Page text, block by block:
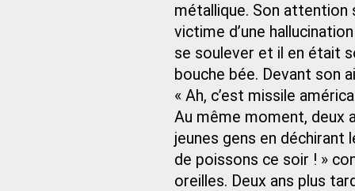
métallique. Son
victime d’une
se soulever et il en était
bouche bée. Devant son
« Ah, c’est missile
Au même moment, deux
jeunes gens en déchirant
de poissons ce soir ! »
oreilles. Deux ans plus